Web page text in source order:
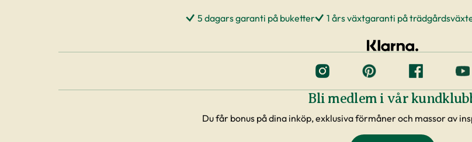
5 dagars garanti på buketter 1 års växtgaranti på
Bli medlem i vår
Du får bonus på dina inköp, exklusiva förmåner och massor av